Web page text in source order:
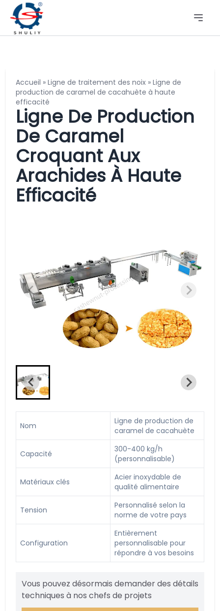
Accueil » Ligne de traitement des noix » Ligne de
production de caramel de cacahuète à haute
efficacité
Ligne De Production
De Caramel
Croquant Aux
Arachides À Haute
Efficacité
Nom
Ligne de production de
caramel de cacahuète
Capacité
300-400 kg/h
(personnalisable)
Matériaux clés
Acier inoxydable de
qualité alimentaire
Tension
Personnalisé selon la
norme de votre pays
Configuration
Entièrement
personnalisable pour
répondre à vos besoins
Vous pouvez désormais demander des détails
techniques à nos chefs de projets